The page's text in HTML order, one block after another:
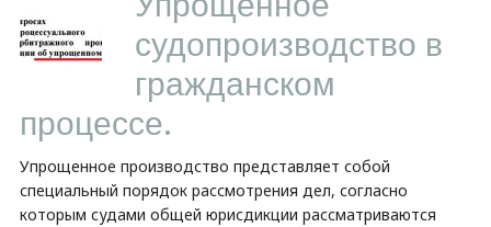
судопроизводство в
гражданском
процессе.
Упрощенное производство представляет собой
специальный порядок рассмотрения дел, согласно
которым судами общей юрисдикции рассматриваются